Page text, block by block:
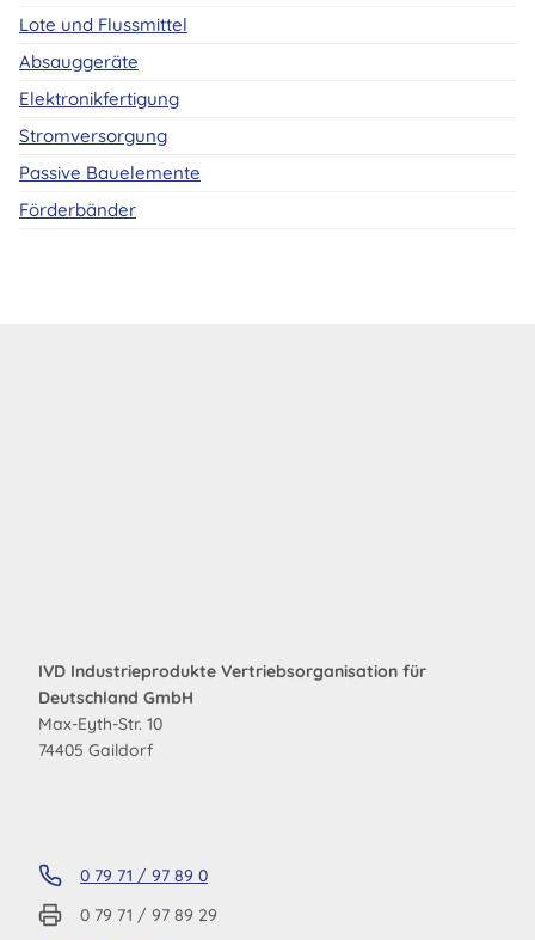
Lote und Flussmittel
Absauggeräte
Elektronikfertigung
Stromversorgung
Passive Bauelemente
Förderbänder
IVD Industrieprodukte Vertriebsorganisation für
Deutschland GmbH
Max-Eyth-Str. 10
74405 Gaildorf
0 79 71 / 97 89 0
0 79 71 / 97 89 29